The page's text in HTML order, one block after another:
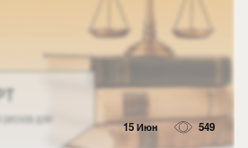
15 Июн 549